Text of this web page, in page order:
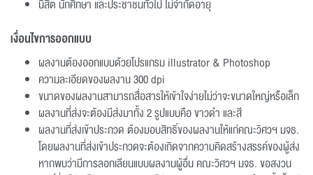
นิสิต นักศึกษา และประชาชนทั่วไป ไม่จำกัดอายุ
เงื่อนไขการออกแบบ
ผลงานต้องออกแบบด้วยโปรแกรม illustrator & Photoshop
ความละเอียดของผลงาน 300 dpi
ขนาดของผลงานสามารถสื่อสารให้เข้าใจง่ายไม่ว่าจะขนาดใหญ่หรือเล็ก
ผลงานที่ส่งจะต้องมีส่งมาทั้ง 2 รูปแบบคือ ขาวดำ และสี
ผลงานที่ส่งเข้าประกวด ต้องมอบสิทธิ์ของผลงานให้แก่คณะวิศวฯ มจธ.
โดยผลงานที่ส่งเข้าประกวดจะต้องเกิดจากความคิดสร้างสรรค์ของผู้ส่ง
หากพบว่ามีการลอกเลียนแบบผลงานผู้อื่น คณะวิศวฯ มจธ. ขอสงวน